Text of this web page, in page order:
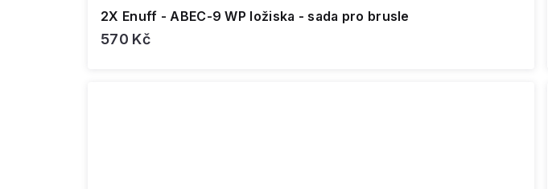
2X Enuff - ABEC-9 WP ložiska - sada pro brusle
570 Kč